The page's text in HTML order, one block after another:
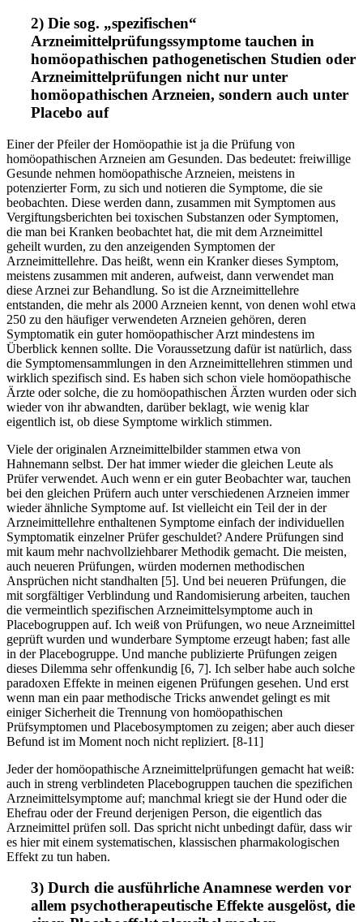
2) Die sog. „spezifischen“
Arzneimittelprüfungssymptome tauchen in
homöopathischen pathogenetischen Studien oder
Arzneimittelprüfungen nicht nur unter
homöopathischen Arzneien, sondern auch unter
Placebo auf
Einer der Pfeiler der Homöopathie ist ja die Prüfung von
homöopathischen Arzneien am Gesunden. Das bedeutet: freiwillige
Gesunde nehmen homöopathische Arzneien, meistens in
potenzierter Form, zu sich und notieren die Symptome, die sie
beobachten. Diese werden dann, zusammen mit Symptomen aus
Vergiftungsberichten bei toxischen Substanzen oder Symptomen,
die man bei Kranken beobachtet hat, die mit dem Arzneimittel
geheilt wurden, zu den anzeigenden Symptomen der
Arzneimittellehre. Das heißt, wenn ein Kranker dieses Symptom,
meistens zusammen mit anderen, aufweist, dann verwendet man
diese Arznei zur Behandlung. So ist die Arzneimittellehre
entstanden, die mehr als 2000 Arzneien kennt, von denen wohl etwa
250 zu den häufiger verwendeten Arzneien gehören, deren
Symptomatik ein guter homöopathischer Arzt mindestens im
Überblick kennen sollte. Die Voraussetzung dafür ist natürlich, dass
die Symptomensammlungen in den Arzneimittellehren stimmen und
wirklich spezifisch sind. Es haben sich schon viele homöopathische
Ärzte oder solche, die zu homöopathischen Ärzten wurden oder sich
wieder von ihr abwandten, darüber beklagt, wie wenig klar
eigentlich ist, ob diese Symptome wirklich stimmen.
Viele der originalen Arzneimittelbilder stammen etwa von
Hahnemann selbst. Der hat immer wieder die gleichen Leute als
Prüfer verwendet. Auch wenn er ein guter Beobachter war, tauchen
bei den gleichen Prüfern auch unter verschiedenen Arzneien immer
wieder ähnliche Symptome auf. Ist vielleicht ein Teil der in der
Arzneimittellehre enthaltenen Symptome einfach der individuellen
Symptomatik einzelner Prüfer geschuldet? Andere Prüfungen sind
mit kaum mehr nachvollziehbarer Methodik gemacht. Die meisten,
auch neueren Prüfungen, würden modernen methodischen
Ansprüchen nicht standhalten [5]. Und bei neueren Prüfungen, die
mit sorgfältiger Verblindung und Randomisierung arbeiten, tauchen
die vermeintlich spezifischen Arzneimittelsymptome auch in
Placebogruppen auf. Ich weiß von Prüfungen, wo neue Arzneimittel
geprüft wurden und wunderbare Symptome erzeugt haben; fast alle
in der Placebogruppe. Und manche publizierte Prüfungen zeigen
dieses Dilemma sehr offenkundig [6, 7]. Ich selber habe auch solche
paradoxen Effekte in meinen eigenen Prüfungen gesehen. Und erst
wenn man ein paar methodische Tricks anwendet gelingt es mit
einiger Sicherheit die Trennung von homöopathischen
Prüfsymptomen und Placebosymptomen zu zeigen; aber auch dieser
Befund ist im Moment noch nicht repliziert. [8-11]
Jeder der homöopathische Arzneimittelprüfungen gemacht hat weiß:
auch in streng verblindeten Placebogruppen tauchen die spezifichen
Arzneimittelsymptome auf; manchmal kriegt sie der Hund oder die
Ehefrau oder der Freund derjenigen Person, die eigentlich das
Arzneimittel prüfen soll. Das spricht nicht unbedingt dafür, dass wir
es hier mit einem systematischen, klassischen pharmakologischen
Effekt zu tun haben.
3) Durch die ausführliche Anamnese werden vor
allem psychotherapeutische Effekte ausgelöst, die